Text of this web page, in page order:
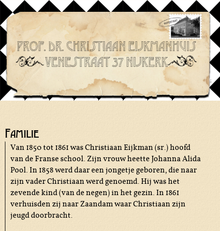
Overslaan en naar de
algemene inhoud gaan
Christiaan
Eijkman
Familie
Van 1850 tot 1861 was Christiaan Eijkman (sr.) hoofd
van de Franse school. Zijn vrouw heette Johanna Alida
Pool. In 1858 werd daar een jongetje geboren, die naar
zijn vader Christiaan werd genoemd. Hij was het
zevende kind (van de negen) in het gezin. In 1861
verhuisden zij naar Zaandam waar Christiaan zijn
jeugd doorbracht.